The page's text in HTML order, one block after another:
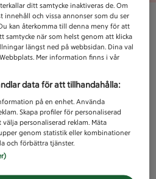
ditt samtycke inaktiveras de. Om
innehåll och vissa annonser som du ser
kan återkomma till denna meny för att
samtycke när som helst genom att klicka
längst ned på webbsidan. Dina val
Mer information finns i vår
data för att tillhandahålla:
på en enhet. Använda
Skapa profiler för personaliserad
personaliserad reklam. Mäta
genom statistik eller kombinationer
och förbättra tjänster.